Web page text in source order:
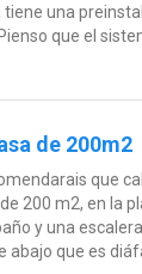
tiene una
que el
de 200m2
que
200 m2, en la
y una
que es